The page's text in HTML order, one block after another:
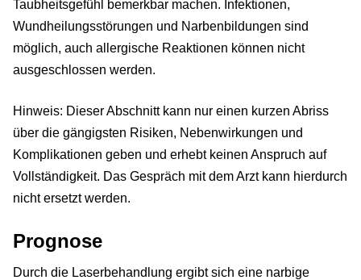
Taubheitsgefühl bemerkbar machen. Infektionen,
Wundheilungsstörungen und Narbenbildungen sind
möglich, auch allergische Reaktionen können nicht
ausgeschlossen werden.
Hinweis: Dieser Abschnitt kann nur einen kurzen Abriss
über die gängigsten Risiken, Nebenwirkungen und
Komplikationen geben und erhebt keinen Anspruch auf
Vollständigkeit. Das Gespräch mit dem Arzt kann hierdurch
nicht ersetzt werden.
Prognose
Durch die Laserbehandlung ergibt sich eine narbige